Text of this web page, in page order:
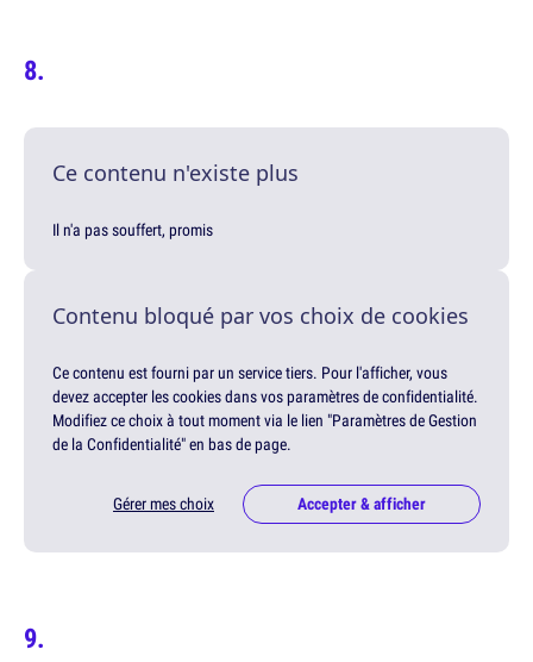
Ce contenu n'existe plus
Il n'a pas souffert, promis
Contenu bloqué par vos choix de cookies
Ce contenu est fourni par un service tiers. Pour l'afficher, vous
devez accepter les cookies dans vos paramètres de confidentialité.
Modifiez ce choix à tout moment via le lien "Paramètres de Gestion
de la Confidentialité" en bas de page.
Gérer mes choix Accepter & afficher